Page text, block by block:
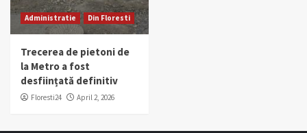
Administratie Din Floresti
Trecerea de pietoni de
la Metro a fost
desființată definitiv
Floresti24 April 2, 2026